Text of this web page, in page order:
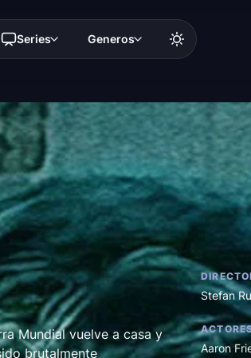
Series Generos
Mundial vuelve a casa y
brutalmente
Stefan
Aaron